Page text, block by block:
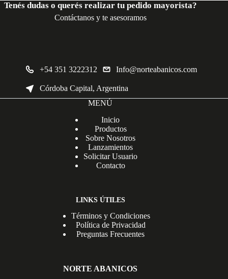
Tenés dudas o querés realizar tu pedido mayorista?
Contáctanos y te asesoramos
+54 351 3222312 Info@norteabanicos.com
Córdoba Capital, Argentina
MENÚ
Inicio
Productos
Sobre Nosotros
Lanzamientos
Solicitar Usuario
Contacto
LINKS ÚTILES
Términos y Condiciones
Política de Privacidad
Preguntas Frecuentes
NORTE ABANICOS